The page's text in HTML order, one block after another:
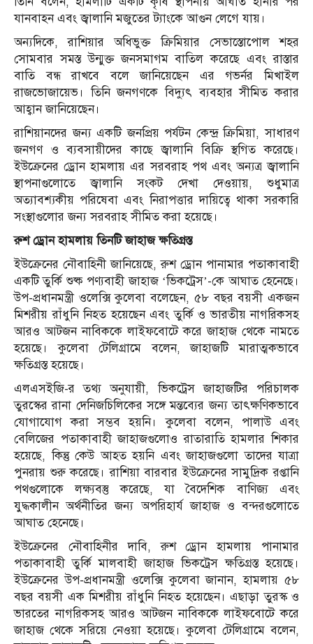
যানবাহন এবং জ্বালানি মজুতের ট্যাংকে আগুন লেগে যায়।
অন্যদিকে, রাশিয়ার অধিভুক্ত ক্রিমিয়ার সেভাস্তোপোল শহর
সোমবার সমস্ত উন্মুক্ত জনসমাগম বাতিল করেছে এবং রাস্তার
বাতি বন্ধ রাখবে বলে জানিয়েছেন এর গভর্নর মিখাইল
রাজভোজায়েভ। তিনি জনগণকে বিদ্যুৎ ব্যবহার সীমিত করার
আহ্বান জানিয়েছেন।
রাশিয়ানদের জন্য একটি জনপ্রিয় পর্যটন কেন্দ্র ক্রিমিয়া, সাধারণ
জনগণ ও ব্যবসায়ীদের কাছে জ্বালানি বিক্রি স্থগিত করেছে।
ইউক্রেনের ড্রোন হামলায় এর সরবরাহ পথ এবং অন্যত্র জ্বালানি
স্থাপনাগুলোতে জ্বালানি সংকট দেখা দেওয়ায়, শুধুমাত্র
অত্যাবশ্যকীয় পরিষেবা এবং নিরাপত্তার দায়িত্বে থাকা সরকারি
সংস্থাগুলোর জন্য সরবরাহ সীমিত করা হয়েছে।
রুশ ড্রোন হামলায় তিনটি জাহাজ ক্ষতিগ্রস্ত
ইউক্রেনের নৌবাহিনী জানিয়েছে, রুশ ড্রোন পানামার পতাকাবাহী
একটি তুর্কি শুষ্ক পণ্যবাহী জাহাজ ‘ভিকট্রেস’-কে আঘাত হেনেছে।
উপ-প্রধানমন্ত্রী ওলেক্সি কুলেবা বলেছেন, ৫৮ বছর বয়সী একজন
মিশরীয় রাঁধুনি নিহত হয়েছেন এবং তুর্কি ও ভারতীয় নাগরিকসহ
আরও আটজন নাবিককে লাইফবোটে করে জাহাজ থেকে নামতে
হয়েছে। কুলেবা টেলিগ্রামে বলেন, জাহাজটি মারাত্মকভাবে
ক্ষতিগ্রস্ত হয়েছে।
এলএসইজি-র তথ্য অনুযায়ী, ভিকট্রেস জাহাজটির পরিচালক
তুরস্কের রানা দেনিজচিলিকের সঙ্গে মন্তব্যের জন্য তাৎক্ষণিকভাবে
যোগাযোগ করা সম্ভব হয়নি। কুলেবা বলেন, পালাউ এবং
বেলিজের পতাকাবাহী জাহাজগুলোও রাতারাতি হামলার শিকার
হয়েছে, কিন্তু কেউ আহত হয়নি এবং জাহাজগুলো তাদের যাত্রা
পুনরায় শুরু করেছে। রাশিয়া বারবার ইউক্রেনের সামুদ্রিক রপ্তানি
পথগুলোকে লক্ষ্যবস্তু করেছে, যা বৈদেশিক বাণিজ্য এবং
যুদ্ধকালীন অর্থনীতির জন্য অপরিহার্য জাহাজ ও বন্দরগুলোতে
আঘাত হেনেছে।
ইউক্রেনের নৌবাহিনীর দাবি, রুশ ড্রোন হামলায় পানামার
পতাকাবাহী তুর্কি মালবাহী জাহাজ ভিকট্রেস ক্ষতিগ্রস্ত হয়েছে।
ইউক্রেনের উপ-প্রধানমন্ত্রী ওলেক্সি কুলেবা জানান, হামলায় ৫৮
বছর বয়সী এক মিশরীয় রাঁধুনি নিহত হয়েছেন। এছাড়া তুরস্ক ও
ভারতের নাগরিকসহ আরও আটজন নাবিককে লাইফবোটে করে
জাহাজ থেকে সরিয়ে নেওয়া হয়েছে। কুলেবা টেলিগ্রামে বলেন,